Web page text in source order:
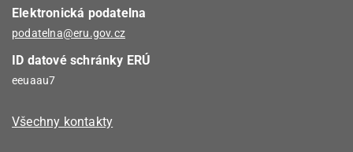
Elektronická podatelna
podatelna@eru.gov.cz
ID datové schránky ERÚ
eeuaau7
Všechny kontakty